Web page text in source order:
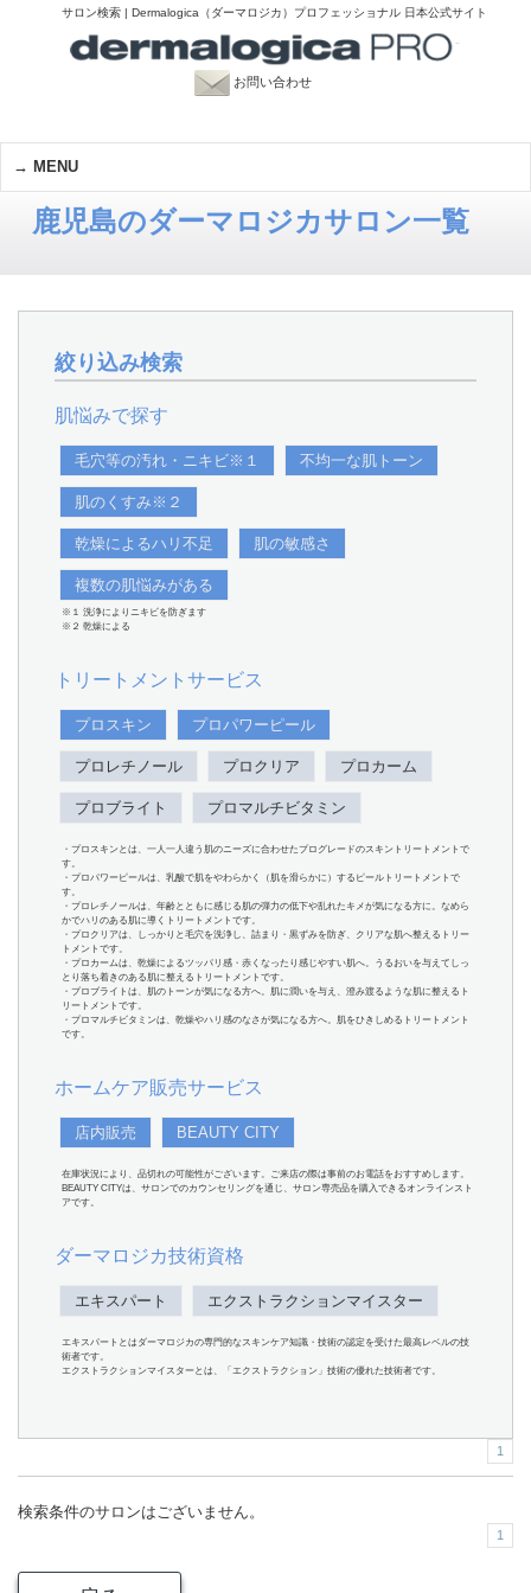
サロン検索 | Dermalogica（ダーマロジカ）プロフェッショナル 日本公式サイト
お問い合わせ
MENU
鹿児島のダーマロジカサロン一覧
絞り込み検索
肌悩みで探す
毛穴等の汚れ・ニキビ※１ 不均一な肌トーン
肌のくすみ※２
乾燥によるハリ不足 肌の敏感さ
複数の肌悩みがある
※１ 洗浄によりニキビを防ぎます
※２ 乾燥による
トリートメントサービス
プロスキン プロパワーピール
プロレチノール プロクリア プロカーム
プロブライト プロマルチビタミン
・プロスキンとは、一人一人違う肌のニーズに合わせたプログレードのスキントリートメントで
す。
・プロパワーピールは、乳酸で肌をやわらかく（肌を滑らかに）するピールトリートメントで
す。
・プロレチノールは、年齢とともに感じる肌の弾力の低下や乱れたキメが気になる方に。なめら
かでハリのある肌に導くトリートメントです。
・プロクリアは、しっかりと毛穴を洗浄し、詰まり・黒ずみを防ぎ、クリアな肌へ整えるトリー
トメントです。
・プロカームは、乾燥によるツッパリ感・赤くなったり感じやすい肌へ。うるおいを与えてしっ
とり落ち着きのある肌に整えるトリートメントです。
・プロブライトは、肌のトーンが気になる方へ。肌に潤いを与え、澄み渡るような肌に整えるト
リートメントです。
・プロマルチビタミンは、乾燥やハリ感のなさが気になる方へ。肌をひきしめるトリートメント
です。
ホームケア販売サービス
店内販売 BEAUTY CITY
在庫状況により、品切れの可能性がございます。ご来店の際は事前のお電話をおすすめします。
BEAUTY CITYは、サロンでのカウンセリングを通じ、サロン専売品を購入できるオンラインスト
アです。
ダーマロジカ技術資格
エキスパート エクストラクションマイスター
エキスパートとはダーマロジカの専門的なスキンケア知識・技術の認定を受けた最高レベルの技
術者です。
エクストラクションマイスターとは、「エクストラクション」技術の優れた技術者です。
1
検索条件のサロンはございません。
1